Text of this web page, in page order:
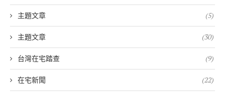
主題文章 (5)
主題文章 (30)
台灣在宅踏查 (9)
在宅新聞 (22)